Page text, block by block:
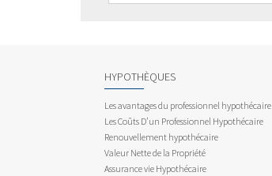
HYPOTHÈQUES
Les avantages du professionnel hypothécaire
Les Coûts D’un Professionnel Hypothécaire
Renouvellement hypothécaire
Valeur Nette de la Propriété
Assurance vie Hypothécaire